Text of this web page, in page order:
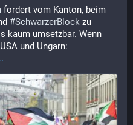
fordert vom Kanton, beim
#SchwarzerBlock zu
kaum umsetzbar. Wenn
und Ungarn: